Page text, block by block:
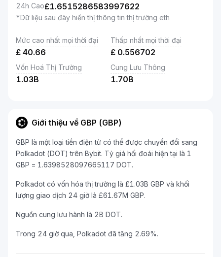
24h Cao£1.6515286583997622
*Dữ liệu sau đây hiển thị thông tin thị trường eth
Mức cao nhất mọi thời đại
£ 40.66
Thấp nhất mọi thời đại
£ 0.556702
Vốn Hoá Thị Trường
1.03B
Cung Lưu Thông
1.70B
Giới thiệu về GBP (GBP)
GBP là một loại tiền điện tử có thể được chuyển đổi sang
Polkadot (DOT) trên Bybit. Tỷ giá hối đoái hiện tại là 1
GBP = 1.6398528097665117 DOT.
Polkadot có vốn hóa thị trường là £1.03B GBP và khối
lượng giao dịch 24 giờ là £61.67M GBP.
Nguồn cung lưu hành là 2B DOT.
Trong 24 giờ qua, Polkadot đã tăng 2.69%.